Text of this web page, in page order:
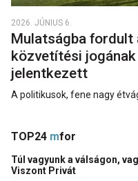
2026. JÚNIUS 6.
Mulatságba fordult
közvetítési
jelentkezett
A politikusok, fene nagy
TOP24 mfor
Túl vagyunk a válságon,
Viszont Privát